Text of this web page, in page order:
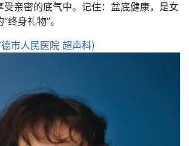
受亲密的底气中。记住：盆底健康，是女
终身礼物”。
市人民医院 超声科)